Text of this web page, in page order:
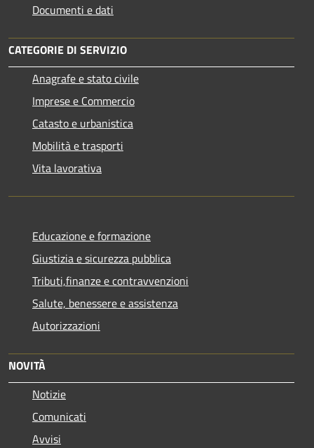
Documenti e dati
CATEGORIE DI SERVIZIO
Anagrafe e stato civile
Imprese e Commercio
Catasto e urbanistica
Mobilità e trasporti
Vita lavorativa
Educazione e formazione
Giustizia e sicurezza pubblica
Tributi,finanze e contravvenzioni
Salute, benessere e assistenza
Autorizzazioni
NOVITÀ
Notizie
Comunicati
Avvisi